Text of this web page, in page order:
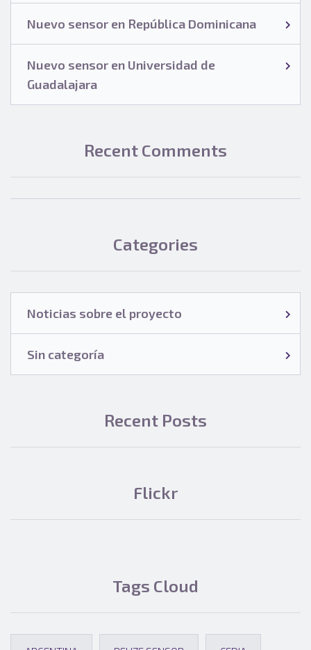
Nuevo sensor en República Dominicana
Nuevo sensor en Universidad de
Guadalajara
Recent Comments
Categories
Noticias sobre el proyecto
Sin categoría
Recent Posts
Flickr
Tags Cloud